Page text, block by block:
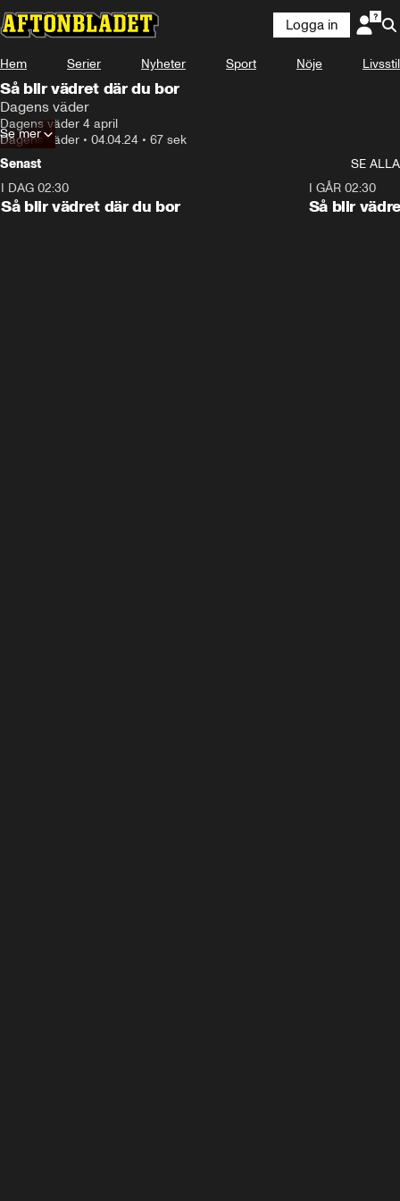
Logga in
Hem Serier Nyheter Sport Nöje Livsstil
Så blir vädret där du bor
Dagens väder
Dagens väder 4 april
Dagens väder • 04.04.24 • 67 sek
Se mer
Senast
SE ALLA
I DAG 02:30
Så blir vädret där du bor
I GÅR 02:30
Så blir